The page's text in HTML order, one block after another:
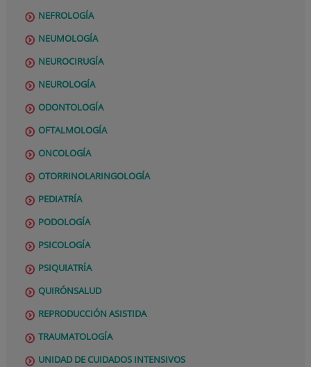
NEFROLOGÍA
NEUMOLOGÍA
NEUROCIRUGÍA
NEUROLOGÍA
ODONTOLOGÍA
OFTALMOLOGÍA
ONCOLOGÍA
OTORRINOLARINGOLOGÍA
PEDIATRÍA
PODOLOGÍA
PSICOLOGÍA
PSIQUIATRÍA
QUIRÓNSALUD
REPRODUCCIÓN ASISTIDA
TRAUMATOLOGÍA
UNIDAD DE CUIDADOS INTENSIVOS